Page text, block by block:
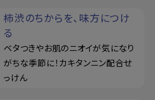
柿渋のちからを、味方につけ
る
ベタつきやお肌のニオイが気になり
がちな季節に！カキタンニン配合せ
っけん